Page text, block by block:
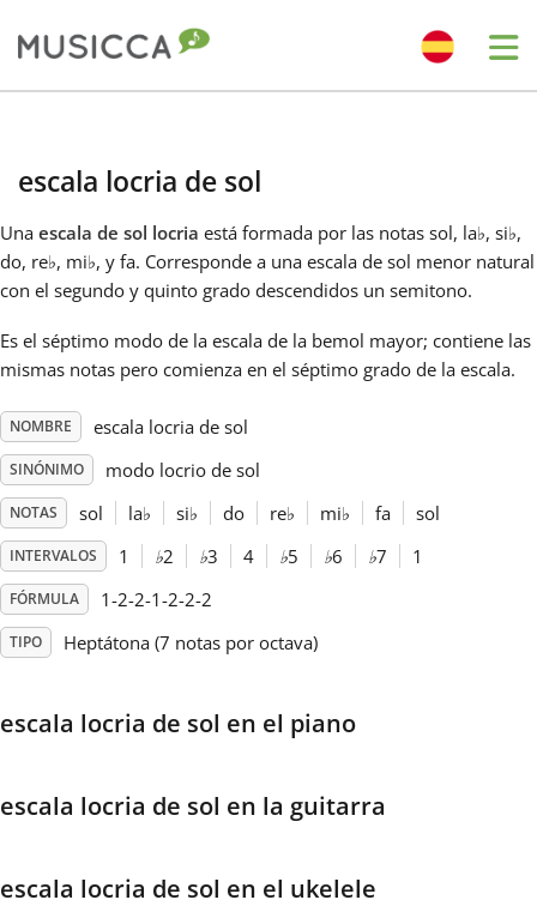
Dansk
Deutsch
English
Español
Français
한국어
हिन्दी
Italiano
日本語
escala locria de sol
Una escala de sol locria está formada por las notas sol, la♭, si♭,
do, re♭, mi♭, y fa. Corresponde a una escala de sol menor natural
con el segundo y quinto grado descendidos un semitono.
Es el séptimo modo de la escala de la bemol mayor; contiene las
mismas notas pero comienza en el séptimo grado de la escala.
NOMBRE escala locria de sol
SINÓNIMO modo locrio de sol
NOTAS sol la♭ si♭ do re♭ mi♭ fa sol
INTERVALOS 1 ♭2 ♭3 4 ♭5 ♭6 ♭7 1
FÓRMULA 1-2-2-1-2-2-2
TIPO Heptátona (7 notas por octava)
escala locria de sol en el piano
escala locria de sol en la guitarra
escala locria de sol en el ukelele